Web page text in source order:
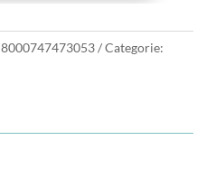
8000747473053
Categorie: